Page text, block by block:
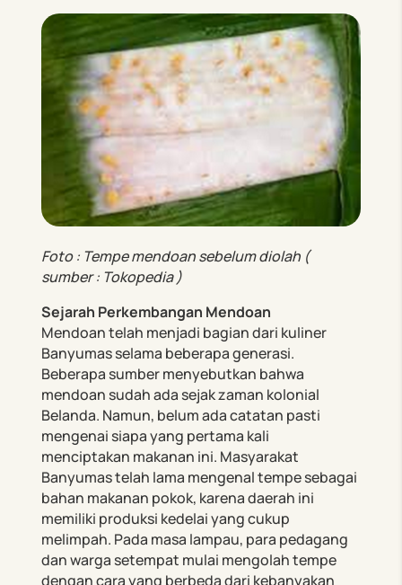
Foto : Tempe mendoan sebelum diolah (
sumber : Tokopedia )
Sejarah Perkembangan Mendoan
Mendoan telah menjadi bagian dari kuliner
Banyumas selama beberapa generasi.
Beberapa sumber menyebutkan bahwa
mendoan sudah ada sejak zaman kolonial
Belanda. Namun, belum ada catatan pasti
mengenai siapa yang pertama kali
menciptakan makanan ini. Masyarakat
Banyumas telah lama mengenal tempe sebagai
bahan makanan pokok, karena daerah ini
memiliki produksi kedelai yang cukup
melimpah. Pada masa lampau, para pedagang
dan warga setempat mulai mengolah tempe
dengan cara yang berbeda dari kebanyakan